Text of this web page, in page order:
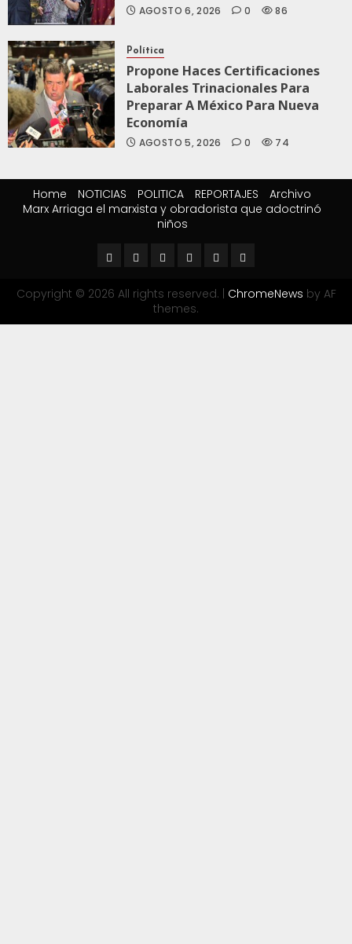
AGOSTO 6, 2026 0 86
Política
Propone Haces Certificaciones
Laborales Trinacionales Para
Preparar A México Para Nueva
Economía
AGOSTO 5, 2026 0 74
Home NOTICIAS POLITICA REPORTAJES
Archivo
Marx Arriaga el marxista y obradorista que adoctrinó
niños
Copyright © 2026 All rights reserved. ChromeNews by AF
themes.